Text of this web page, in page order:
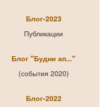
Блог-2023
Публикации
Блог "Будни ап..."
(события 2020)
Блог-2022